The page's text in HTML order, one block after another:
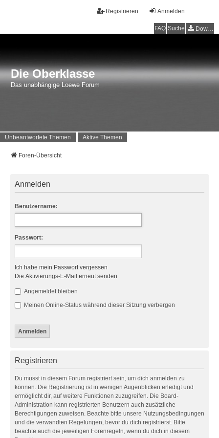
Anmelden
Registrieren
FAQ Suche Downloads
Die Oberklasse
Das unabhängige Loewe Forum
Unbeantwortete Themen Aktive Themen
Foren-Übersicht
Anmelden
Benutzername:
Passwort:
Ich habe mein Passwort vergessen
Die Aktivierungs-E-Mail erneut senden
Angemeldet bleiben
Meinen Online-Status während dieser Sitzung verbergen
Registrieren
Du musst in diesem Forum registriert sein, um dich anmelden zu
können. Die Registrierung ist in wenigen Augenblicken erledigt und
ermöglicht dir, auf weitere Funktionen zuzugreifen. Die Board-
Administration kann registrierten Benutzern auch zusätzliche
Berechtigungen zuweisen. Beachte bitte unsere Nutzungsbedingungen
und die verwandten Regelungen, bevor du dich registrierst. Bitte
beachte auch die jeweiligen Forenregeln, wenn du dich in diesem